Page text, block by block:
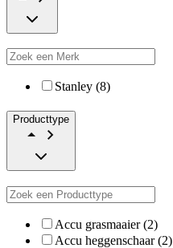
Stanley (8)
Producttype
Accu grasmaaier (2)
Accu heggenschaar (2)